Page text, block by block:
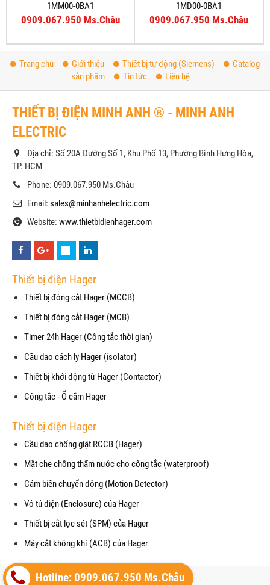
1MM00-0BA1
0909.067.950 Ms.Châu
1MD00-0BA1
0909.067.950 Ms.Châu
Trang chủ Giới thiệu Thiết bị tự động (Siemens)
Catalog
sản phẩm
Tin tức Liên hệ
THIẾT BỊ ĐIỆN MINH ANH ® - MINH ANH
ELECTRIC
Địa chỉ: Số 20A Đường Số 1, Khu Phố 13, Phường Bình Hưng Hòa,
TP. HCM
Phone: 0909.067.950 Ms.Châu
Email: sales@minhanhelectric.com
Website: www.thietbidienhager.com
Thiết bị điện Hager
Thiết bị đóng cắt Hager (MCCB)
Thiết bị đóng cắt Hager (MCB)
Timer 24h Hager (Công tắc thời gian)
Cầu dao cách ly Hager (isolator)
Thiết bị khởi động từ Hager (Contactor)
Công tắc - Ổ cắm Hager
Thiết bị điện Hager
Cầu dao chống giật RCCB (Hager)
Mặt che chống thấm nước cho công tắc (waterproof)
Cảm biến chuyển động (Motion Detector)
Vỏ tủ điện (Enclosure) của Hager
Thiết bị cắt lọc sét (SPM) của Hager
Máy cắt không khí (ACB) của Hager
Copyright© 2021
Hotline: 0909.067.950 Ms.Châu